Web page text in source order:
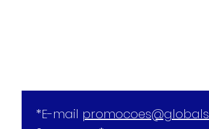
*E-mail